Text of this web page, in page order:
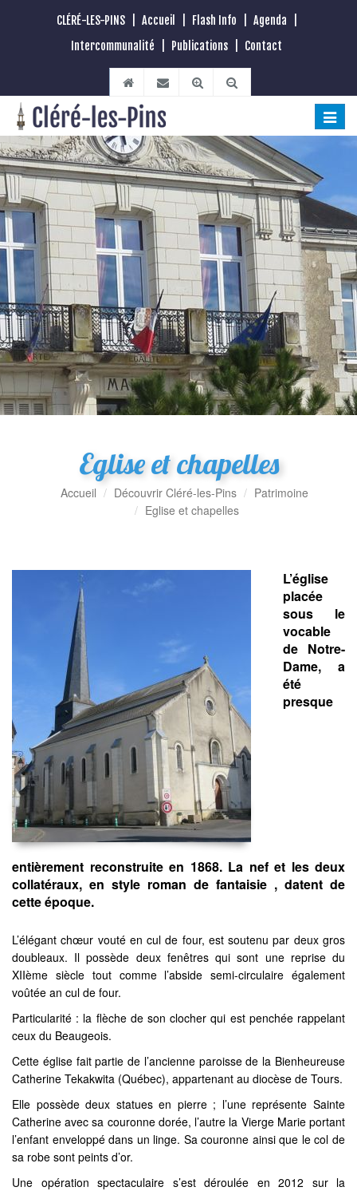
CLÉRÉ-LES-PINS Accueil Flash Info Agenda
Intercommunalité
Publications Contact
Toggle
Eglise et chapelles
Accueil Découvrir Cléré-les-Pins
Patrimoine
Eglise et chapelles
L’église
placée
sous le
vocable
de Notre-
Dame, a
été
presque
entièrement reconstruite en 1868. La nef et les deux
collatéraux, en style roman de fantaisie , datent de
cette époque.
L’élégant chœur vouté en cul de four, est soutenu par deux gros
doubleaux. Il possède deux fenêtres qui sont une reprise du
XIIème siècle tout comme l’abside semi-circulaire également
voûtée an cul de four.
Particularité : la flèche de son clocher qui est penchée rappelant
ceux du Beaugeois.
Cette église fait partie de l’ancienne paroisse de la Bienheureuse
Catherine Tekakwita (Québec), appartenant au diocèse de Tours.
Elle possède deux statues en pierre ; l’une représente Sainte
Catherine avec sa couronne dorée, l’autre la Vierge Marie portant
l’enfant enveloppé dans un linge. Sa couronne ainsi que le col de
sa robe sont peints d’or.
Une opération spectaculaire s’est déroulée en 2012 sur la